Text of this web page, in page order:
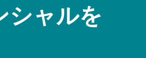
シャルを